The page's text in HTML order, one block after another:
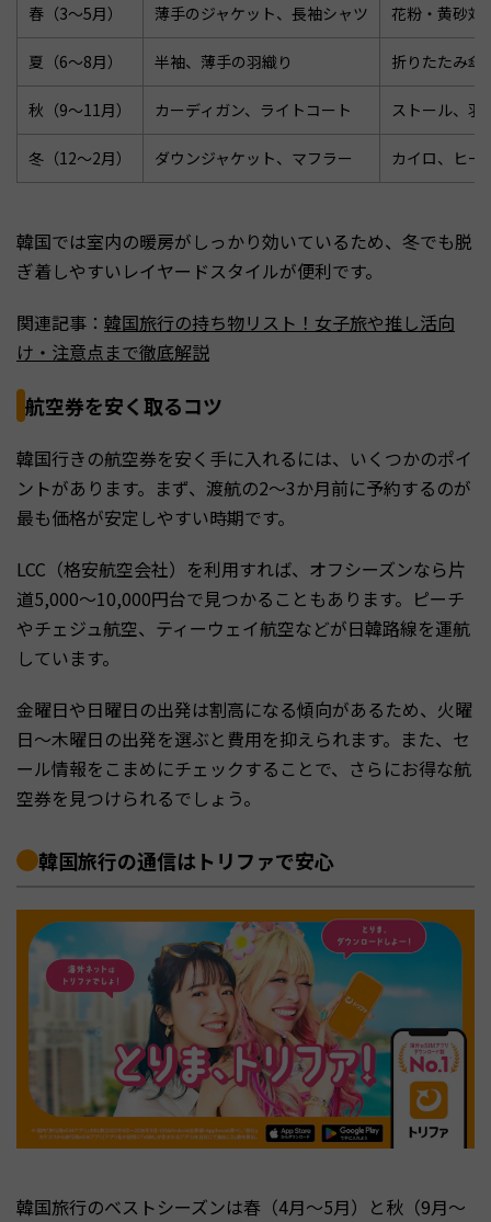
春（3〜5月） 薄手のジャケット、長袖シャツ 花粉・黄砂対
夏（6〜8月） 半袖、薄手の羽織り 折りたたみ傘
秋（9〜11月） カーディガン、ライトコート ストール、羽
冬（12〜2月） ダウンジャケット、マフラー カイロ、ヒー
韓国では室内の暖房がしっかり効いているため、冬でも脱
ぎ着しやすいレイヤードスタイルが便利です。
関連記事： 韓国旅行の持ち物リスト！女子旅や推し活向
け・注意点まで徹底解説
航空券を安く取るコツ
韓国行きの航空券を安く手に入れるには、いくつかのポイ
ントがあります。まず、渡航の2〜3か月前に予約するのが
最も価格が安定しやすい時期です。
LCC（格安航空会社）を利用すれば、オフシーズンなら片
道5,000〜10,000円台で見つかることもあります。ピーチ
やチェジュ航空、ティーウェイ航空などが日韓路線を運航
しています。
金曜日や日曜日の出発は割高になる傾向があるため、火曜
日〜木曜日の出発を選ぶと費用を抑えられます。また、セ
ール情報をこまめにチェックすることで、さらにお得な航
空券を見つけられるでしょう。
韓国旅行の通信はトリファで安心
韓国旅行のベストシーズンは春（4月〜5月）と秋（9月〜